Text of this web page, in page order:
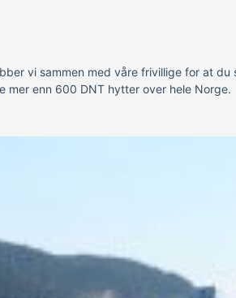
vi sammen med våre frivillige for at
mer enn 600 DNT hytter over hele Norge.